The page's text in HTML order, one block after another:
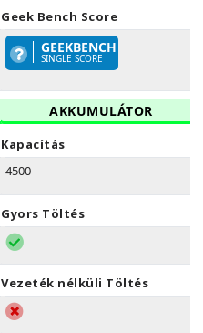
Geek Bench Score
GEEKBENCH
SINGLE SCORE
AKKUMULÁTOR
Kapacítás
4500
Gyors Töltés
Vezeték nélküli Töltés